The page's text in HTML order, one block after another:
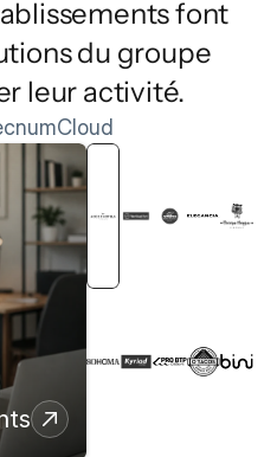
font
du groupe
leur activité.